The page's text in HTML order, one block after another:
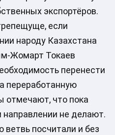
экспортёров.
если
народу Казахстана
Жомарт Токаев
перенести
переработанную
отмечают, что пока
направлении не делают.
ветвь посчитали и без